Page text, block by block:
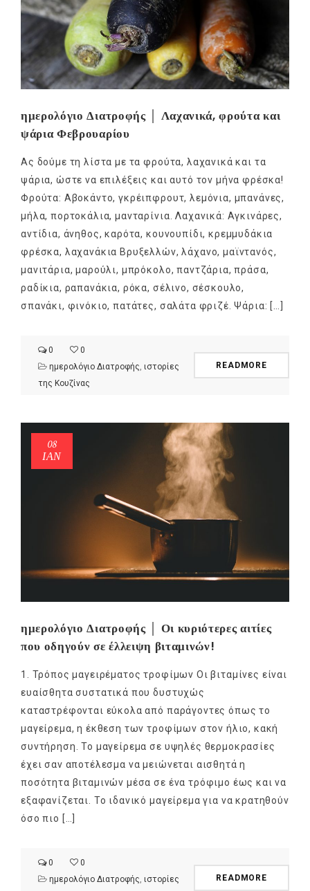
ημερολόγιο Διατροφής │ Λαχανικά, φρούτα και
ψάρια Φεβρουαρίου
Ας δούμε τη λίστα με τα φρούτα, λαχανικά και τα
ψάρια, ώστε να επιλέξεις και αυτό τον μήνα φρέσκα!
Φρούτα: Αβοκάντο, γκρέιπφρουτ, λεμόνια, μπανάνες,
μήλα, πορτοκάλια, μανταρίνια. Λαχανικά: Αγκινάρες,
αντίδια, άνηθος, καρότα, κουνουπίδι, κρεμμυδάκια
φρέσκα, λαχανάκια Βρυξελλών, λάχανο, μαϊντανός,
μανιτάρια, μαρούλι, μπρόκολο, παντζάρια, πράσα,
ραδίκια, ραπανάκια, ρόκα, σέλινο, σέσκουλο,
σπανάκι, φινόκιο, πατάτες, σαλάτα φριζέ. Ψάρια: […]
0
0
ημερολόγιο Διατροφής, ιστορίες
της Κουζίνας
READMORE
08
ΙΑΝ
ημερολόγιο Διατροφής │ Οι κυριότερες αιτίες
που οδηγούν σε έλλειψη βιταμινών!
1. Τρόπος μαγειρέματος τροφίμων Οι βιταμίνες είναι
ευαίσθητα συστατικά που δυστυχώς
καταστρέφονται εύκολα από παράγοντες όπως το
μαγείρεμα, η έκθεση των τροφίμων στον ήλιο, κακή
συντήρηση. Το μαγείρεμα σε υψηλές θερμοκρασίες
έχει σαν αποτέλεσμα να μειώνεται αισθητά η
ποσότητα βιταμινών μέσα σε ένα τρόφιμο έως και να
εξαφανίζεται. Το ιδανικό μαγείρεμα για να κρατηθούν
όσο πιο […]
0
0
ημερολόγιο Διατροφής ιστορίες
READMORE